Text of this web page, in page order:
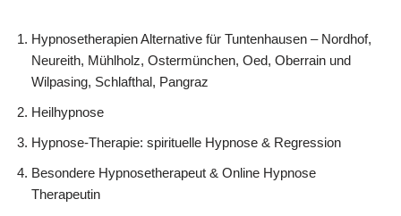
Hypnosetherapien Alternative für Tuntenhausen – Nordhof,
Neureith, Mühlholz, Ostermünchen, Oed, Oberrain und
Wilpasing, Schlafthal, Pangraz
Heilhypnose
Hypnose-Therapie: spirituelle Hypnose & Regression
Besondere Hypnosetherapeut & Online Hypnose
Therapeutin